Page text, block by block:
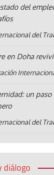
del
del
en Doha
un
del
diálogo